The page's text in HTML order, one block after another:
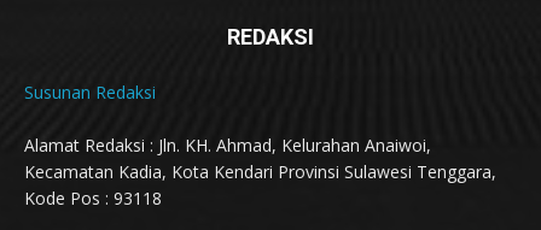
REDAKSI
Susunan Redaksi
Alamat Redaksi : Jln. KH. Ahmad, Kelurahan Anaiwoi,
Kecamatan Kadia, Kota Kendari Provinsi Sulawesi Tenggara,
Kode Pos : 93118